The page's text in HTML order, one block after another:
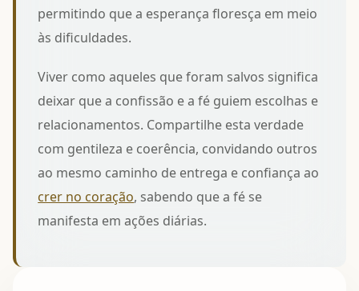
permitindo que a esperança floresça em meio
às dificuldades.
Viver como aqueles que foram salvos significa
deixar que a confissão e a fé guiem escolhas e
relacionamentos. Compartilhe esta verdade
com gentileza e coerência, convidando outros
ao mesmo caminho de entrega e confiança ao
crer no coração, sabendo que a fé se
manifesta em ações diárias.